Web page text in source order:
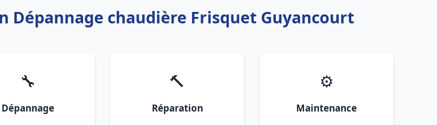
Dépannage chaudière Frisquet Guyancourt
🔧
Dépannage
🔨
Réparation
⚙️
Maintenance